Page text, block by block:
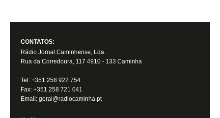
CONTATOS:
Rádio Jornal Caminhense, Lda.
Rua da Corredoura, 117 4910 - 133 Caminha
Tel: +351 258 922 754
Fax: +351 258 721 041
Email: geral@radiocaminha.pt